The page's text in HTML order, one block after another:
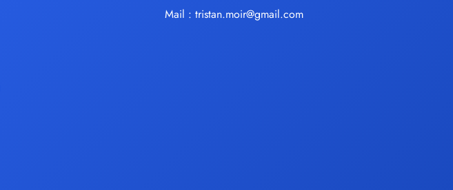
Mail :tristan.moir@gmail.com